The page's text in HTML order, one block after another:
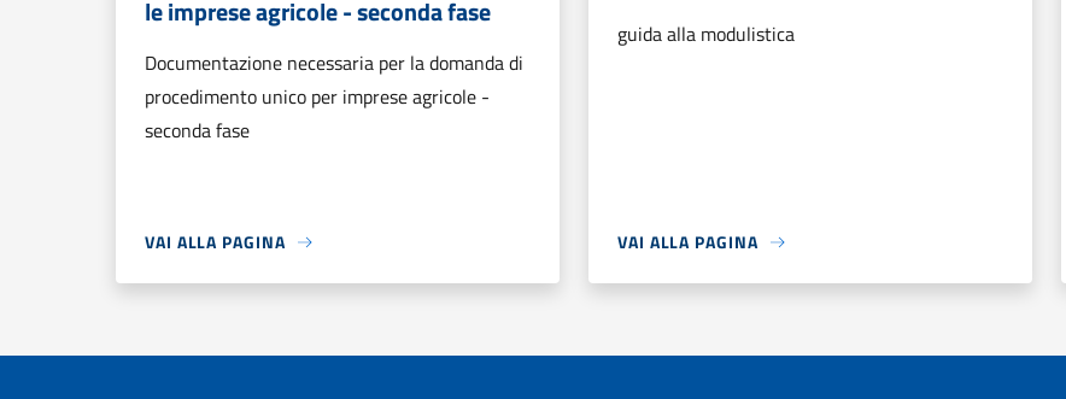
le imprese agricole - seconda fase
Documentazione necessaria per la domanda di
procedimento unico per imprese agricole -
seconda fase
VAI ALLA PAGINA
guida alla modulistica
VAI ALLA PAGINA